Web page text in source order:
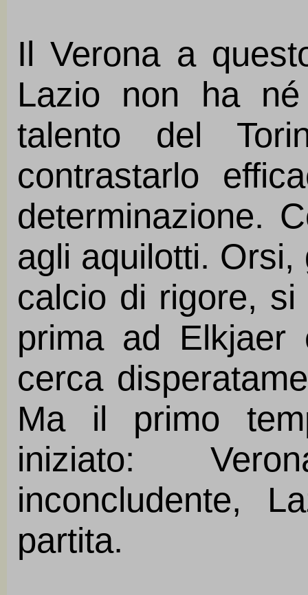
Il Verona a
Lazio non ha
talento del
contrastarlo
determinazione.
agli aquilotti.
calcio di rigore,
prima ad
cerca
Ma il primo
iniziato:
inconcludente,
partita.